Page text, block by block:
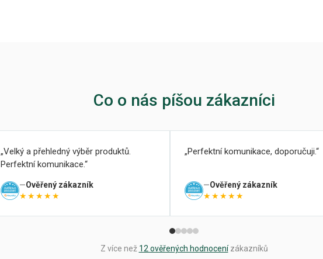
Co o nás píšou zákazníci
Velký a přehledný výběr produktů.
Perfektní komunikace.
Ověřený zákazník
★★★★★
Perfektní komunikace, doporučuji.
Ověřený zákazník
★★★★★
Z více než 12 ověřených hodnocenízákazníků